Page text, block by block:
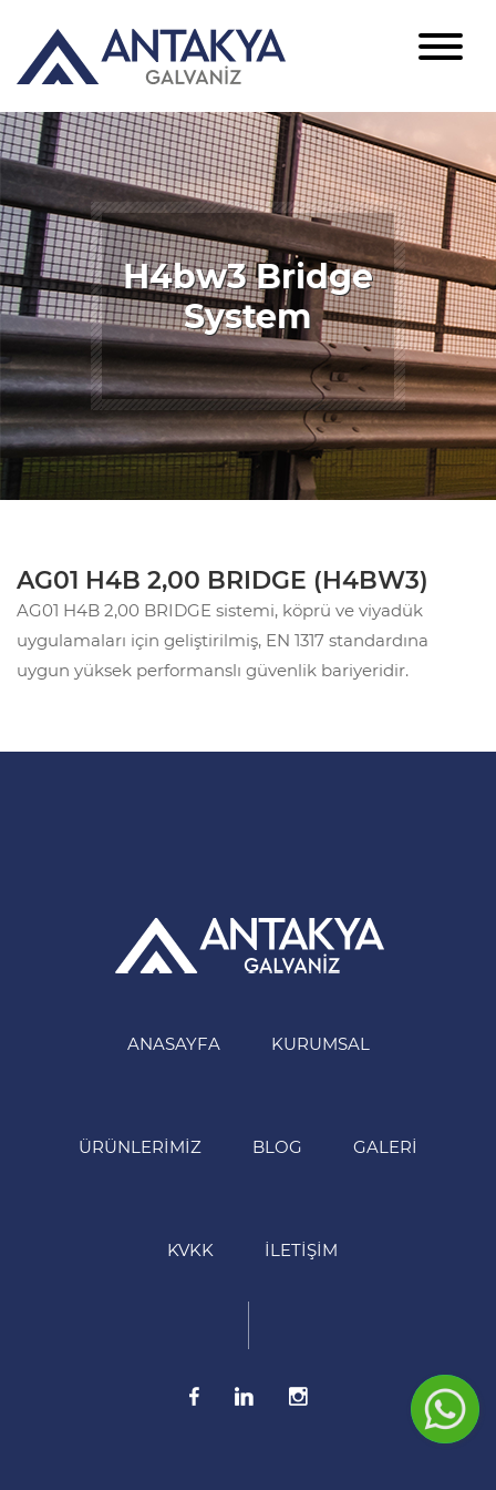
H4bw3 Bridge
System
AG01 H4B 2,00 BRIDGE (H4BW3)
AG01 H4B 2,00 BRIDGE sistemi, köprü ve viyadük
uygulamaları için geliştirilmiş, EN 1317 standardına
uygun yüksek performanslı güvenlik bariyeridir.
ANASAYFA KURUMSAL
ÜRÜNLERIMIZ BLOG GALERI
KVKK İLETIŞIM